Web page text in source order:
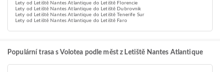
Lety od Letiště Nantes Atlantique do Letiště Florencie
Lety od Letiště Nantes Atlantique do Letiště Dubrovnik
Lety od Letiště Nantes Atlantique do Letiště Tenerife Sur
Lety od Letiště Nantes Atlantique do Letiště Faro
Populární trasa s Volotea podle měst z Letiště Nantes Atlantique